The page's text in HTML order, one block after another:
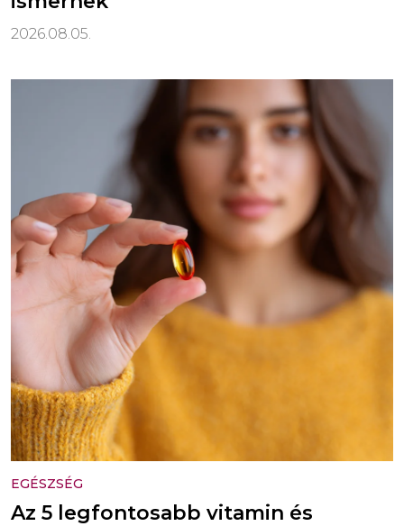
2026.08.05.
EGÉSZSÉG
Az 5 legfontosabb vitamin és